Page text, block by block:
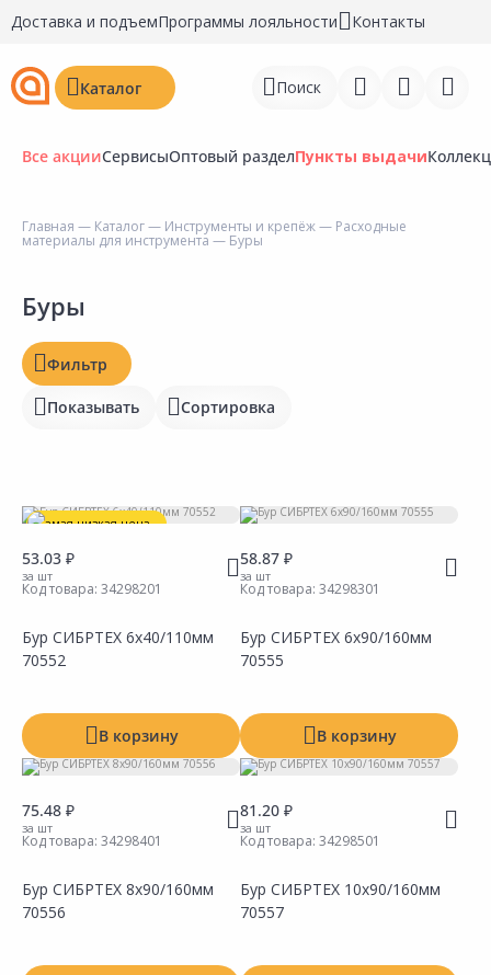
Доставка и подъемПрограммы лояльности Контакты
Каталог Поиск
Все акцииСервисыОптовый разделПункты выдачи
Главная — Каталог— Инструменты и крепёж— Расходные
материалы для инструмента — Буры
Буры
Цена, ₽
Наличие на складах
Статус
Отзывы
Материал
Показать все
Производитель
Фильтр
Показывать Сортировка
Самая низкая цена
53.03 ₽
за шт
Код товара: 34298201
Бур СИБРТЕХ 6х40/110мм
70552
В корзину
58.87 ₽
за шт
Код товара: 34298301
Бур СИБРТЕХ 6х90/160мм
70555
В корзину
75.48 ₽
за шт
Код товара: 34298401
Бур СИБРТЕХ 8х90/160мм
70556
81.20 ₽
за шт
Код товара: 34298501
Бур СИБРТЕХ 10х90/160мм
70557